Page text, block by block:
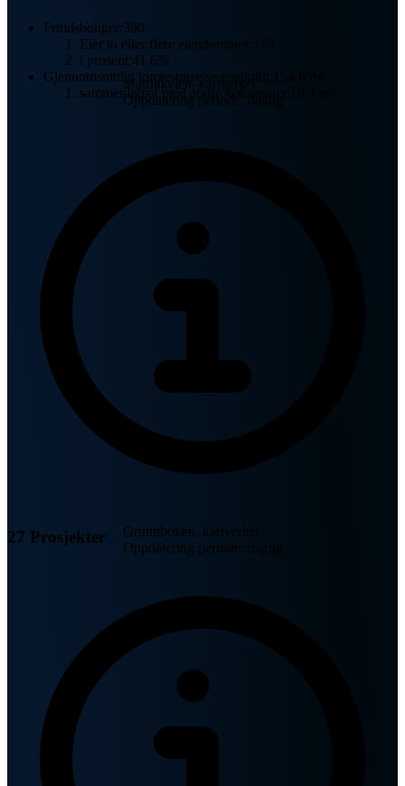
Fritidsboliger:390
Eier to eller flere eiendommer:
i prosent:41.6%
Gjennomsnittlig tomtestørrelse enebolig:
sammenlignet med andre kommuner:
Matrikkelen, kartverket
Oppdatering periode: daglig
27 Prosjekter
Grunnboken, kartverket
Oppdatering periode: daglig